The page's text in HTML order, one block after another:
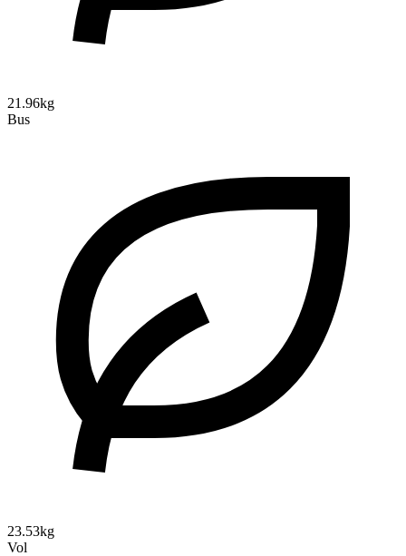
21.96kg
Bus
23.53kg
Vol